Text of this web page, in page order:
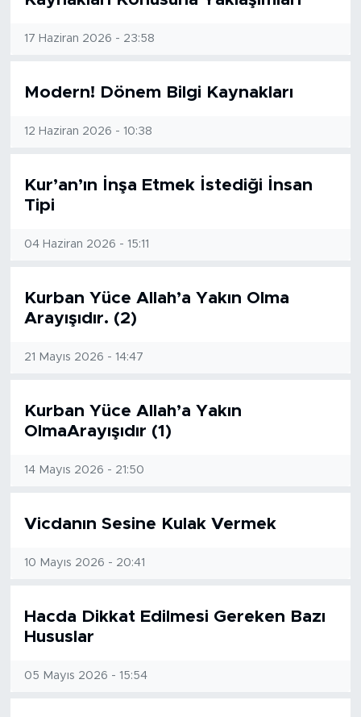
17 Haziran 2026 - 23:58
Modern! Dönem Bilgi Kaynakları
12 Haziran 2026 - 10:38
Kur’an’ın İnşa Etmek İstediği İnsan
Tipi
04 Haziran 2026 - 15:11
Kurban Yüce Allah’a Yakın Olma
Arayışıdır. (2)
21 Mayıs 2026 - 14:47
Kurban Yüce Allah’a Yakın
OlmaArayışıdır (1)
14 Mayıs 2026 - 21:50
Vicdanın Sesine Kulak Vermek
10 Mayıs 2026 - 20:41
Hacda Dikkat Edilmesi Gereken Bazı
Hususlar
05 Mayıs 2026 - 15:54
KULİS
POLİTİKA
EKONOMİ
KÜLTÜR SANAT
TARİHTEN GÜNÜMÜZE
TARİH
SAĞLIK